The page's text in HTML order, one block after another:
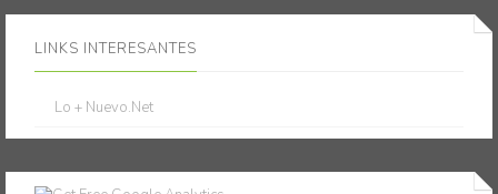
LINKS INTERESANTES
Lo + Nuevo.Net